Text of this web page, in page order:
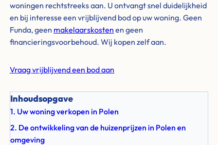
woningen rechtstreeks aan. U ontvangt snel duidelijkheid
en bij interesse een vrijblijvend bod op uw woning. Geen
Funda, geen makelaarskosten en geen
financieringsvoorbehoud. Wij kopen zelf aan.
Vraag vrijblijvend een bod aan
Inhoudsopgave
1. Uw woning verkopen in Polen
2. De ontwikkeling van de huizenprijzen in Polen en
omgeving